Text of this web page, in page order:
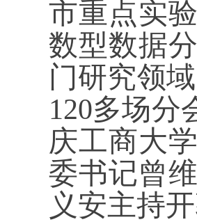
市重点实
数型数据
门研究领
120多场分
庆工商大
委书记曾
义安主持开